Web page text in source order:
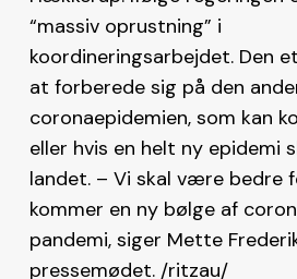
“massiv oprustning” i
koordineringsarbejdet. Den
at forberede sig på den
coronaepidemien, som kan
eller hvis en helt ny epidemi
landet. – Vi skal være bedre
kommer en ny bølge af
pandemi, siger Mette
pressemødet. /ritzau/